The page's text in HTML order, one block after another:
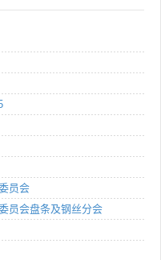
员会
员会盘条及钢丝分会